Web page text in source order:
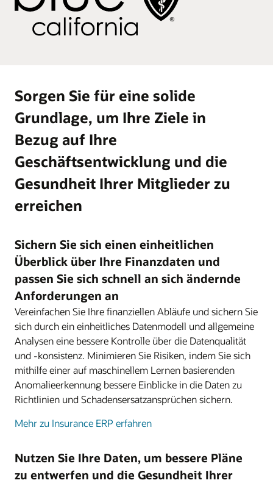
Sorgen Sie für eine solide
Grundlage, um Ihre Ziele in
Bezug auf Ihre
Geschäftsentwicklung und die
Gesundheit Ihrer Mitglieder zu
erreichen
Sichern Sie sich einen einheitlichen
Überblick über Ihre Finanzdaten und
passen Sie sich schnell an sich ändernde
Anforderungen an
Vereinfachen Sie Ihre finanziellen Abläufe und sichern Sie
sich durch ein einheitliches Datenmodell und allgemeine
Analysen eine bessere Kontrolle über die Datenqualität
und -konsistenz. Minimieren Sie Risiken, indem Sie sich
mithilfe einer auf maschinellem Lernen basierenden
Anomalieerkennung bessere Einblicke in die Daten zu
Richtlinien und Schadensersatzansprüchen sichern.
Mehr zu Insurance ERP erfahren
Nutzen Sie Ihre Daten, um bessere Pläne
zu entwerfen und die Gesundheit Ihrer